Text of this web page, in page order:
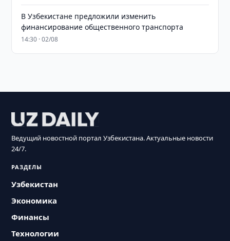
В Узбекистане предложили изменить
финансирование общественного транспорта
14:30 · 02/08
Ведущий новостной портал Узбекистана. Актуальные новости
24/7.
РАЗДЕЛЫ
Узбекистан
Экономика
Финансы
Технологии